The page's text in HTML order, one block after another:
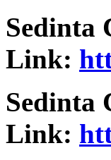
Sedinta
Link:
Sedinta
Link: